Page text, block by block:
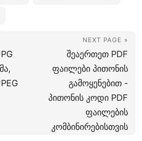
NEXT PAGE »
შეაერთეთ PDF
ფაილები პითონის
გამოყენებით -
პითონის კოდი PDF
ფაილების
კომბინირებისთვის